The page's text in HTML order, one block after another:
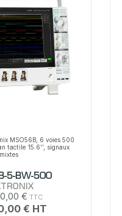
MSO56B, 6 voies 500
tactile 15.6'', signaux
mixtes
5-BW-500
€
€